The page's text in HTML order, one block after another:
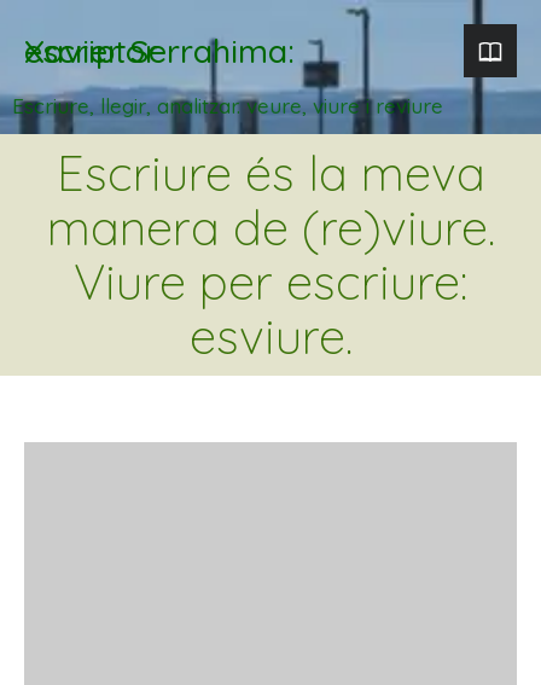
Xavier Serrahima: escriptor
Escriure, llegir, analitzar. veure, viure i reviure
Escriure és la meva
manera de (re)viure.
Viure per escriure:
esviure.